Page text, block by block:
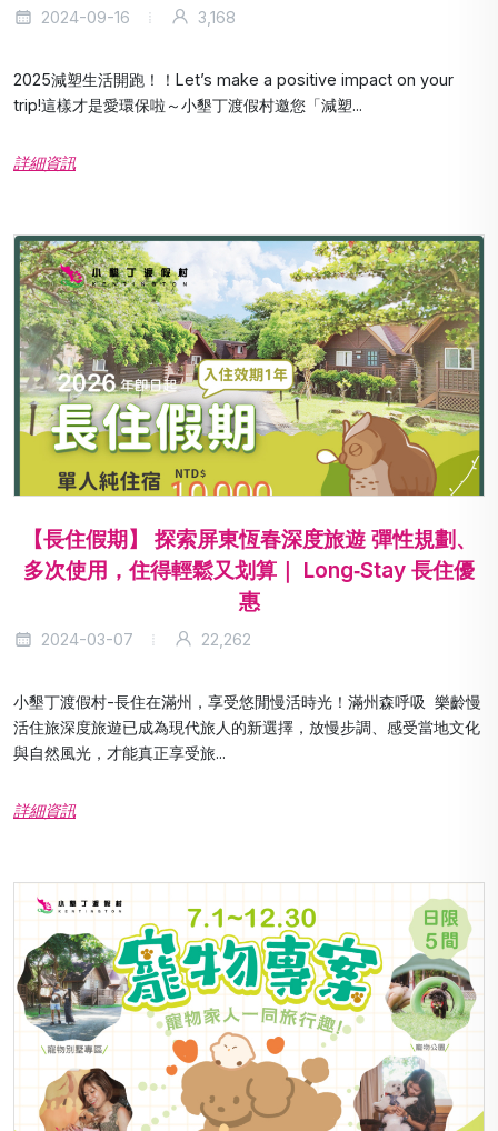
2024-09-16 3,168
2025減塑生活開跑！！Let’s make a positive impact on your
trip!這樣才是愛環保啦～小墾丁渡假村邀您「減塑...
詳細資訊
【長住假期】 探索屏東恆春深度旅遊 彈性規劃、
多次使用，住得輕鬆又划算｜ Long‑Stay 長住優
惠
2024-03-07 22,262
小墾丁渡假村-長住在滿州，享受悠閒慢活時光！滿州森呼吸 樂齡慢
活住旅深度旅遊已成為現代旅人的新選擇，放慢步調、感受當地文化
與自然風光，才能真正享受旅...
詳細資訊